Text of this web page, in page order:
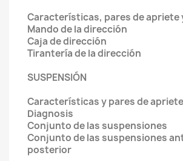
Características, pares de apriete
Mando de la dirección
Caja de dirección
Tirantería de la dirección
SUSPENSIÓN
Características y pares de apriete
Diagnosis
Conjunto de las suspensiones
Conjunto de las suspensiones
posterior